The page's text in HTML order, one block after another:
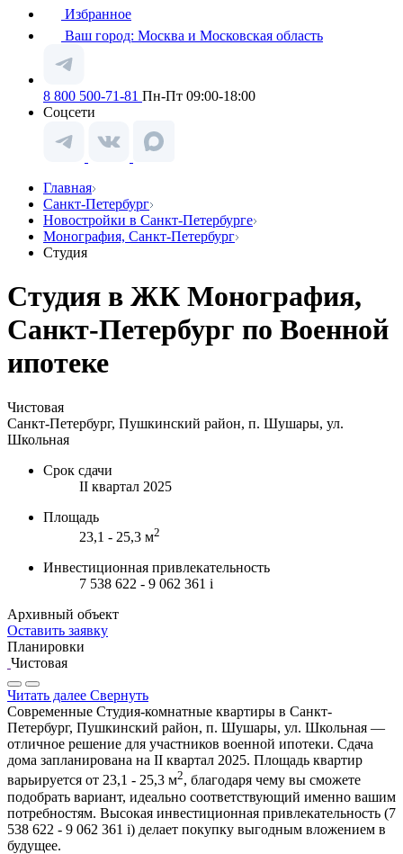
Избранное
Ваш город: Москва и Московская область
8 800 500-71-81 Пн-Пт 09:00-18:00
Соцсети
Главная
Санкт-Петербург
Новостройки в Санкт-Петербурге
Монография, Санкт-Петербург
Студия
Студия в ЖК Монография,
Санкт-Петербург по Военной
ипотеке
Чистовая
Санкт-Петербург, Пушкинский район, п. Шушары, ул.
Школьная
Срок сдачи
II квартал 2025
Площадь
23,1 - 25,3 м2
Инвестиционная привлекательность
7 538 622 - 9 062 361 i
Архивный объект
Оставить заявку
Планировки
Чистовая
Читать далее Свернуть
Современные Студия-комнатные квартиры в Санкт-
Петербург, Пушкинский район, п. Шушары, ул. Школьная —
отличное решение для участников военной ипотеки. Сдача
дома запланирована на II квартал 2025. Площадь квартир
варьируется от 23,1 - 25,3 м2, благодаря чему вы сможете
подобрать вариант, идеально соответствующий именно вашим
потребностям. Высокая инвестиционная привлекательность (7
538 622 - 9 062 361 i) делает покупку выгодным вложением в
будущее.